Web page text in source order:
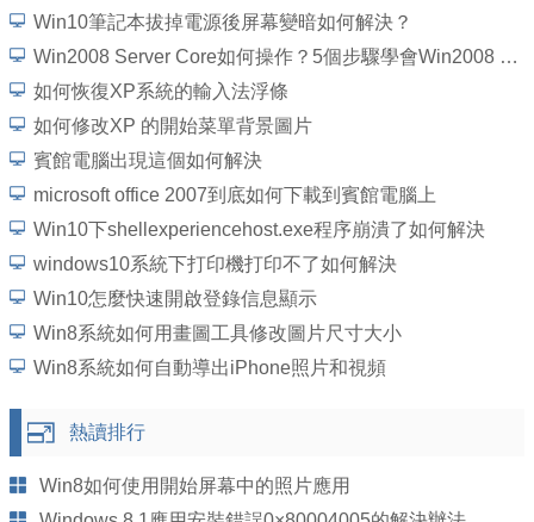
Win10筆記本拔掉電源後屏幕變暗如何解決？
Win2008 Server Core如何操作？5個步驟學會Win2008 Server Core操作
如何恢復XP系統的輸入法浮條
如何修改XP 的開始菜單背景圖片
賓館電腦出現這個如何解決
microsoft office 2007到底如何下載到賓館電腦上
Win10下shellexperiencehost.exe程序崩潰了如何解決
windows10系統下打印機打印不了如何解決
Win10怎麼快速開啟登錄信息顯示
Win8系統如何用畫圖工具修改圖片尺寸大小
Win8系統如何自動導出iPhone照片和視頻
熱讀排行
Win8如何使用開始屏幕中的照片應用